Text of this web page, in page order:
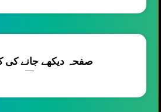
صفحہ دیکھے جانے کی